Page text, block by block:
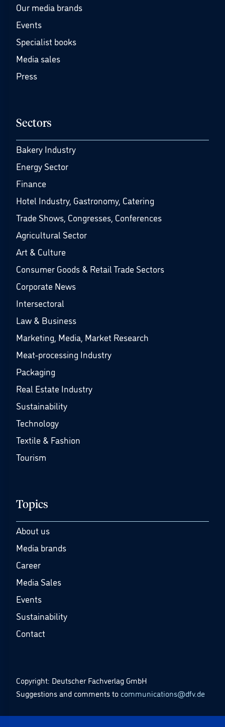
Our media brands
Events
Specialist books
Media sales
Press
Sectors
Bakery Industry
Energy Sector
Finance
Hotel Industry, Gastronomy, Catering
Trade Shows, Congresses, Conferences
Agricultural Sector
Art & Culture
Consumer Goods & Retail Trade Sectors
Corporate News
Intersectoral
Law & Business
Marketing, Media, Market Research
Meat-processing Industry
Packaging
Real Estate Industry
Sustainability
Technology
Textile & Fashion
Tourism
Topics
About us
Media brands
Career
Media Sales
Events
Sustainability
Contact
Copyright: Deutscher Fachverlag GmbH
Suggestions and comments to communications@dfv.de